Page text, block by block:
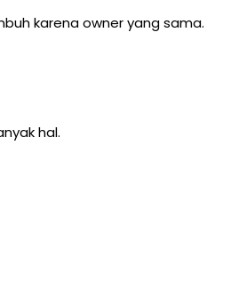
karena owner yang sama.
hal.